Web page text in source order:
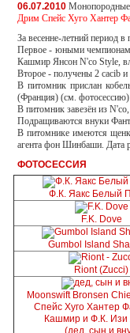
06.07.2010 Монопородные
Дрим Спейс Хуго Хантер
За весенне-летний период
Первое - юными
Кашмир Янсон N'co Style,
Второе - получены 2 cacib
В питомник прислан
(Франция) (см. фотосессию)
В питомник завезён из
Подращиваются внуки
В питомнике имеются
агента фон Шинбаши. Дата
ФОТОСЕССИЯ
Ф.К. Яакс Белый
F.K. Dove
Gumbol Island
Riont (Zucci)
Moonswift Bronsen
Спейс Хуго Хантер
Кашмир и Ф.К. Изи
(дед, сын и